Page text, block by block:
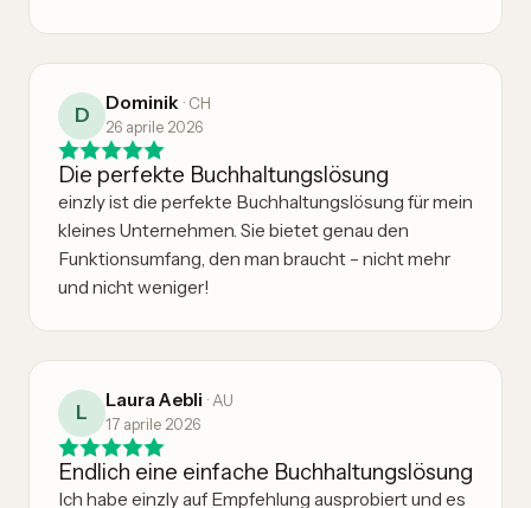
D
Dominik · CH
26 aprile 2026
Die perfekte Buchhaltungslösung
einzly ist die perfekte Buchhaltungslösung für mein
kleines Unternehmen. Sie bietet genau den
Funktionsumfang, den man braucht – nicht mehr
und nicht weniger!
L
Laura Aebli · AU
17 aprile 2026
Endlich eine einfache Buchhaltungslösung
Ich habe einzly auf Empfehlung ausprobiert und es